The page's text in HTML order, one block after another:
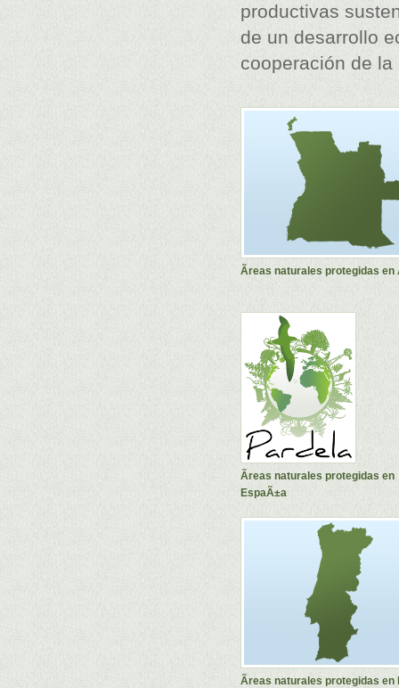
productivas
de un desarrollo
cooperación de
Ãreas naturales protegidas en
Ãreas naturales protegidas en
EspaÃ±a
Ãreas naturales protegidas en